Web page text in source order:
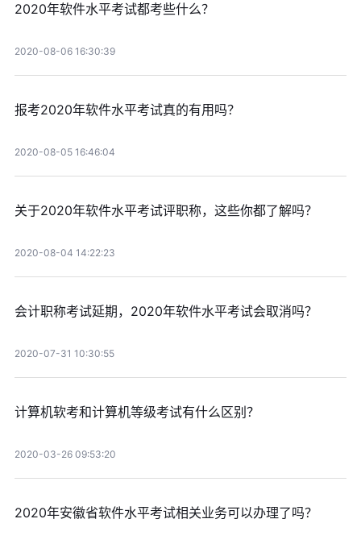
2020年软件水平考试都考些什么？
2020-08-06 16:30:39
报考2020年软件水平考试真的有用吗？
2020-08-05 16:46:04
关于2020年软件水平考试评职称，这些你都了解吗？
2020-08-04 14:22:23
会计职称考试延期，2020年软件水平考试会取消吗？
2020-07-31 10:30:55
计算机软考和计算机等级考试有什么区别？
2020-03-26 09:53:20
2020年安徽省软件水平考试相关业务可以办理了吗？